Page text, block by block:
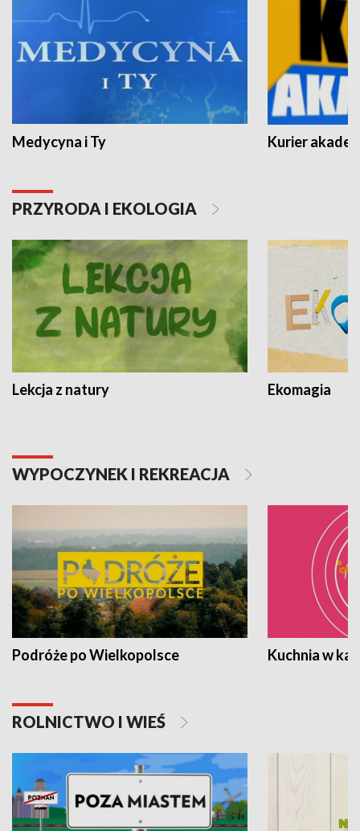
Medycyna i Ty Kurier
PRZYRODA I EKOLOGIA
Lekcja z natury Ekomagia
WYPOCZYNEK I REKREACJA
Podróże po Wielkopolsce Kuchnia w
ROLNICTWO I WIEŚ